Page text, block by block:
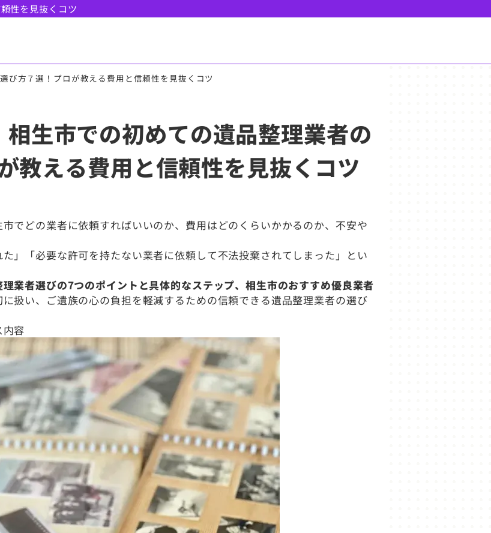
性を見抜くコツ
び方７選！プロが教える費用と信頼性を見抜くコツ
相生市での初めての遺品整理業者の
教える費用と信頼性を見抜くコツ
でどの業者に依頼すればいいのか、費用はどのくらいかかるのか、不安や
」「必要な許可を持たない業者に依頼して不法投棄されてしまった」とい
業者選びの7つのポイントと具体的なステップ、相生市のおすすめ優良業者
扱い、ご遺族の心の負担を軽減するための信頼できる遺品整理業者の選び
容